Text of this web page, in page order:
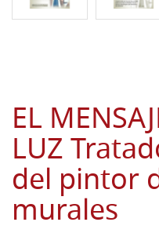
EL
LUZ
del pintor
murales